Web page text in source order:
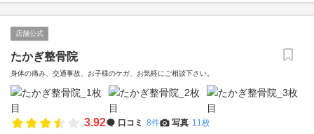
店舗公式
たかぎ整骨院
身体の痛み、交通事故、お子様のケガ、お気軽にご相談下さい。
3.92 口コミ 8件 写真 11枚